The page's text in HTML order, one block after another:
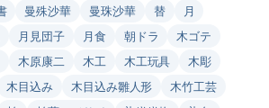
曼殊沙華 曼珠沙華 替
月
月見団子 月食 朝ドラ
木ゴテ
木原康二 木工 木工玩具
木彫
木目込み 木目込み雛人形
木竹工芸